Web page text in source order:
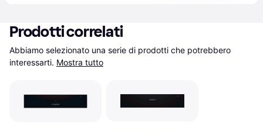
Prodotti correlati
Abbiamo selezionato una serie di prodotti che potrebbero
interessarti. Mostra tutto